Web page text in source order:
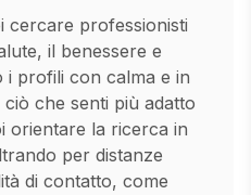
cercare professionisti
il benessere e
i profili con calma e in
che senti più adatto
orientare la ricerca in
per distanze
di contatto, come